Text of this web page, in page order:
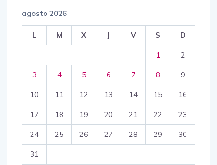
agosto 2026
L M X J V S D
1 2
3 4 5 6 7 8 9
10 11 12 13 14 15 16
17 18 19 20 21 22 23
24 25 26 27 28 29 30
31